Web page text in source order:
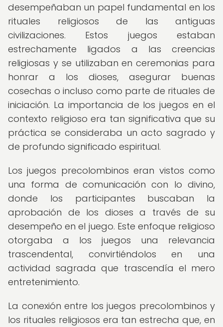
desempeñaban un papel fundamental en los
rituales religiosos de las antiguas
civilizaciones. Estos juegos estaban
estrechamente ligados a las creencias
religiosas y se utilizaban en ceremonias para
honrar a los dioses, asegurar buenas
cosechas o incluso como parte de rituales de
iniciación. La importancia de los juegos en el
contexto religioso era tan significativa que su
práctica se consideraba un acto sagrado y
de profundo significado espiritual.
Los juegos precolombinos eran vistos como
una forma de comunicación con lo divino,
donde los participantes buscaban la
aprobación de los dioses a través de su
desempeño en el juego. Este enfoque religioso
otorgaba a los juegos una relevancia
trascendental, convirtiéndolos en una
actividad sagrada que trascendía el mero
entretenimiento.
La conexión entre los juegos precolombinos y
los rituales religiosos era tan estrecha que, en